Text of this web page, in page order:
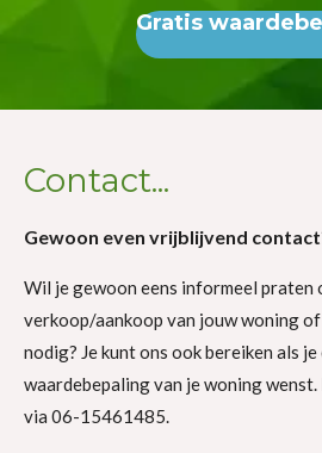
Gratis
Contact...
Gewoon even vrijblijvend
Wil je gewoon eens informeel praten
verkoop/aankoop van jouw woning
nodig? Je kunt ons ook bereiken als
waardebepaling van je woning
via 06-15461485.